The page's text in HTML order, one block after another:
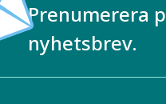
Prenumerera
nyhetsbrev.